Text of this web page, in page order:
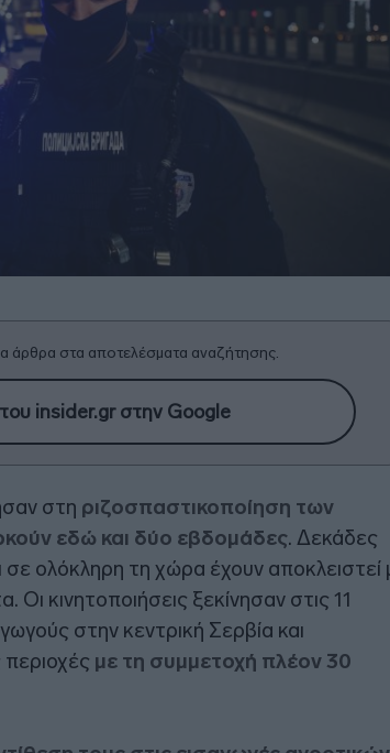
άρθρα στα αποτελέσματα αναζήτησης.
insider.gr στην Google
στη ριζοσπαστικοποίηση των
εδώ και δύο εβδομάδες. Δεκάδες
σε ολόκληρη τη χώρα έχουν αποκλειστεί
Οι κινητοποιήσεις ξεκίνησαν στις 11
στην κεντρική Σερβία και
με τη συμμετοχή πλέον 30